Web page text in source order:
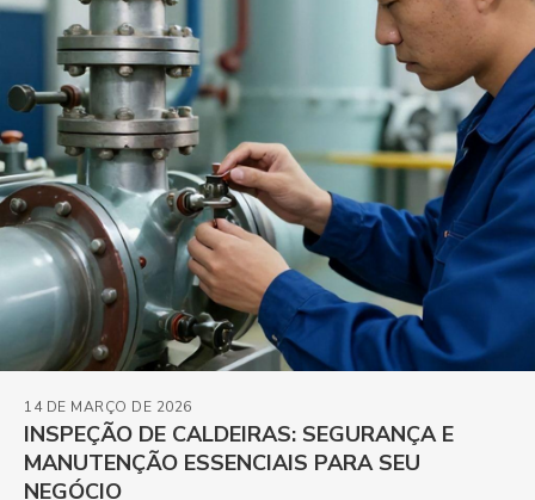
INSPEÇÃO DE CALDEIRAS: SEGURANÇA E
MANUTENÇÃO ESSENCIAIS PARA SEU
NEGÓCIO
14 DE MARÇO DE 2026